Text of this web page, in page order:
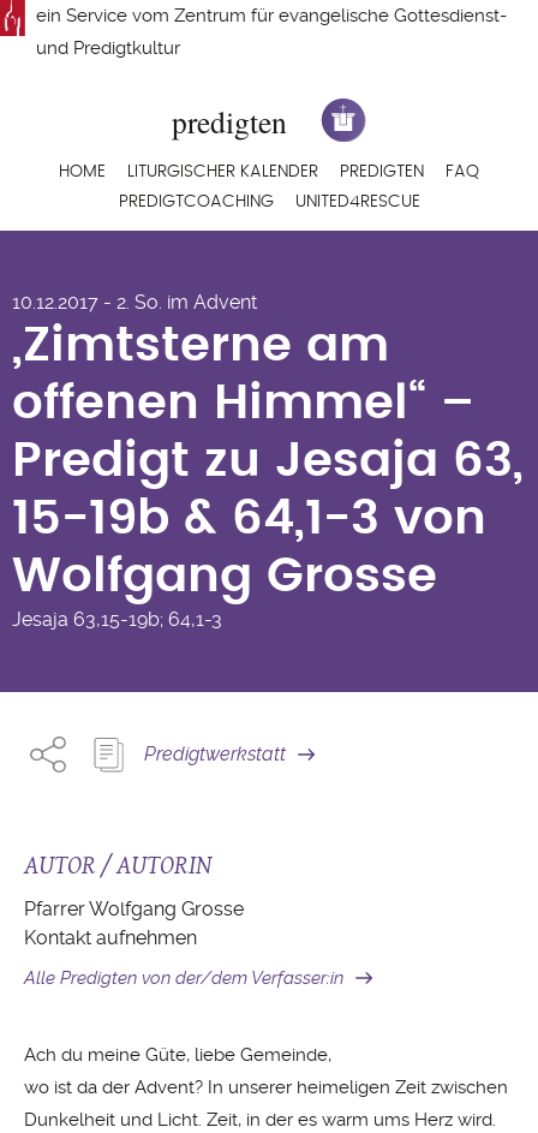
Direkt
zum
ein Service vom Zentrum für evangelische Gottesdienst-
und Predigtkultur
Hauptnavigation
HOME LITURGISCHER KALENDER PREDIGTEN
FAQ
PREDIGTCOACHING
UNITED4RESCUE
offenen Himmel“ –
Predigt zu Jesaja 63,
15-19b & 64,1-3 von
Wolfgang Grosse
10.12.2017 - 2. So. im Advent
„Zimtsterne am
offenen Himmel“ –
Predigt zu Jesaja 63,
15-19b & 64,1-3 von
Wolfgang Grosse
Jesaja 63,15-19b; 64,1-3
Predigtwerkstatt
AUTOR / AUTORIN
Pfarrer Wolfgang Grosse
Kontakt aufnehmen
Alle Predigten von der/dem Verfasser:in
Ach du meine Güte, liebe Gemeinde,
wo ist da der Advent? In unserer heimeligen Zeit zwischen
Dunkelheit und Licht. Zeit, in der es warm ums Herz wird.